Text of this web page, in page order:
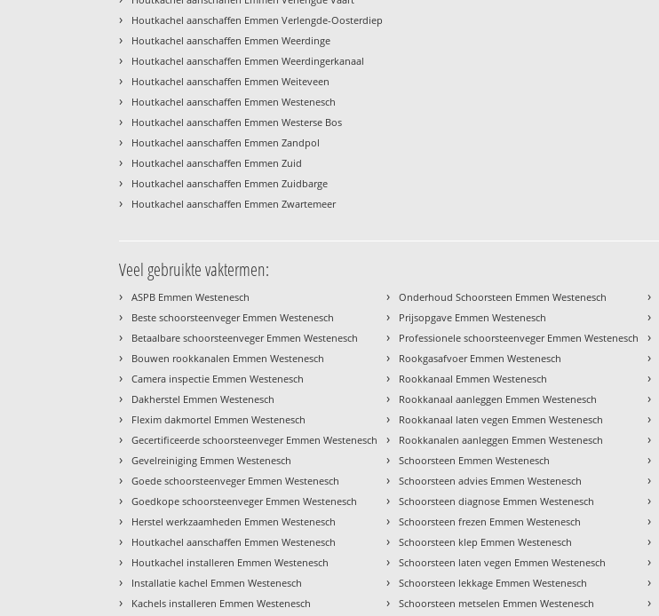
› Houtkachel aanschaffen Emmen Verlengde-Oosterdiep
› Houtkachel aanschaffen Emmen Weerdinge
› Houtkachel aanschaffen Emmen Weerdingerkanaal
› Houtkachel aanschaffen Emmen Weiteveen
› Houtkachel aanschaffen Emmen Westenesch
› Houtkachel aanschaffen Emmen Westerse Bos
› Houtkachel aanschaffen Emmen Zandpol
› Houtkachel aanschaffen Emmen Zuid
› Houtkachel aanschaffen Emmen Zuidbarge
› Houtkachel aanschaffen Emmen Zwartemeer
Veel gebruikte vaktermen:
› ASPB Emmen Westenesch
› Beste schoorsteenveger Emmen Westenesch
› Betaalbare schoorsteenveger Emmen Westenesch
› Bouwen rookkanalen Emmen Westenesch
› Camera inspectie Emmen Westenesch
› Dakherstel Emmen Westenesch
› Flexim dakmortel Emmen Westenesch
› Gecertificeerde schoorsteenveger Emmen Westenesch
› Gevelreiniging Emmen Westenesch
› Goede schoorsteenveger Emmen Westenesch
› Goedkope schoorsteenveger Emmen Westenesch
› Herstel werkzaamheden Emmen Westenesch
› Houtkachel aanschaffen Emmen Westenesch
› Houtkachel installeren Emmen Westenesch
› Installatie kachel Emmen Westenesch
› Kachels installeren Emmen Westenesch
› Onderhoud Schoorsteen Emmen Westenesch
› Prijsopgave Emmen Westenesch
› Professionele schoorsteenveger Emmen Westenesch
› Rookgasafvoer Emmen Westenesch
› Rookkanaal Emmen Westenesch
› Rookkanaal aanleggen Emmen Westenesch
› Rookkanaal laten vegen Emmen Westenesch
› Rookkanalen aanleggen Emmen Westenesch
› Schoorsteen Emmen Westenesch
› Schoorsteen advies Emmen Westenesch
› Schoorsteen diagnose Emmen Westenesch
› Schoorsteen frezen Emmen Westenesch
› Schoorsteen klep Emmen Westenesch
› Schoorsteen laten vegen Emmen Westenesch
› Schoorsteen lekkage Emmen Westenesch
› Schoorsteen metselen Emmen Westenesch
›
›
›
›
›
›
›
›
›
›
›
›
›
›
›
›